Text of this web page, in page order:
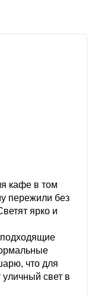
кафе в том
пережили без
ярко и
что для
свет в